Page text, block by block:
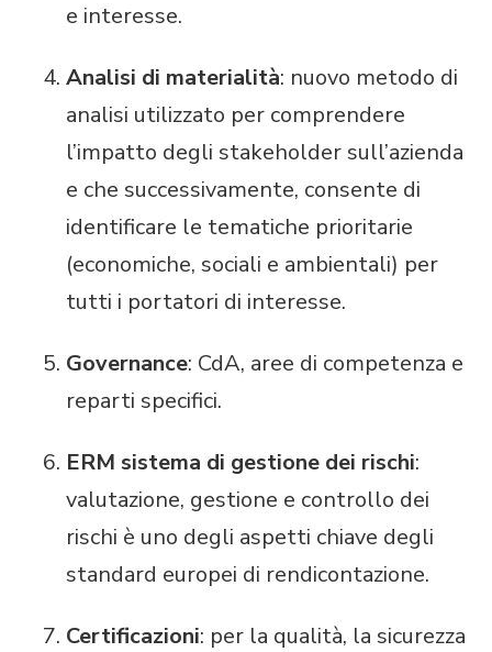
e interesse.
Analisi di materialità: nuovo metodo di
analisi utilizzato per comprendere
l’impatto degli stakeholder sull’azienda
e che successivamente, consente di
identificare le tematiche prioritarie
(economiche, sociali e ambientali) per
tutti i portatori di interesse.
Governance: CdA, aree di competenza e
reparti specifici.
ERM sistema di gestione dei rischi:
valutazione, gestione e controllo dei
rischi è uno degli aspetti chiave degli
standard europei di rendicontazione.
Certificazioni: per la qualità, la sicurezza